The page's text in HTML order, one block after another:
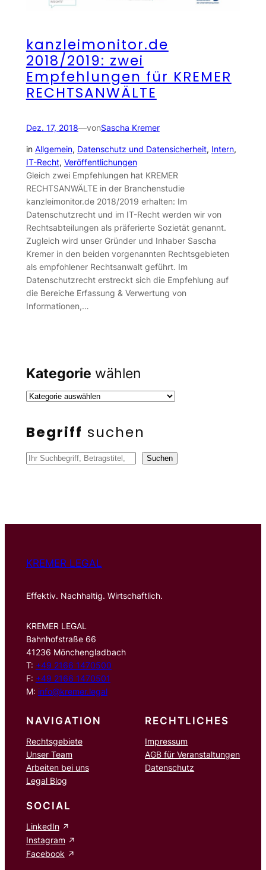
kanzleimonitor.de
2018/2019: zwei
Empfehlungen für KREMER
RECHTSANWÄLTE
Dez. 17, 2018—vonSascha Kremer
in Allgemein, Datenschutz und Datensicherheit, Intern
IT-Recht, Veröffentlichungen
Gleich zwei Empfehlungen hat KREMER
RECHTSANWÄLTE in der Branchenstudie
kanzleimonitor.de 2018/2019 erhalten: Im
Datenschutzrecht und im IT-Recht werden wir von
Rechtsabteilungen als präferierte Sozietät genannt.
Zugleich wird unser Gründer und Inhaber Sascha
Kremer in den beiden vorgenannten Rechtsgebieten
als empfohlener Rechtsanwalt geführt. Im
Datenschutzrecht erstreckt sich die Empfehlung auf
die Bereiche Erfassung & Verwertung von
Informationen,…
Kategorie wählen
Begriff suchen
S
n
Suchen
KREMER LEGAL
Effektiv. Nachhaltig. Wirtschaftlich.
KREMER LEGAL
Bahnhofstraße 66
41236 Mönchengladbach
T: +49 2166 1470500
F: +49 2166 1470501
M: info@kremer.legal
NAVIGATION
Rechtsgebiete
Unser Team
Arbeiten bei uns
Legal Blog
RECHTLICHES
Impressum
AGB für Veranstaltungen
Datenschutz
SOCIAL
LinkedIn
Instagram
Facebook